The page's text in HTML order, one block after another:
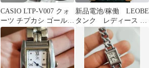
CASIO LTP-V007 クォ
ーツ チプカシ ゴールド
時計 稼働 新品電池
新品電池/稼働 LEOBE
タンク レディース 腕
時計 ヴィンテージ
レトロ